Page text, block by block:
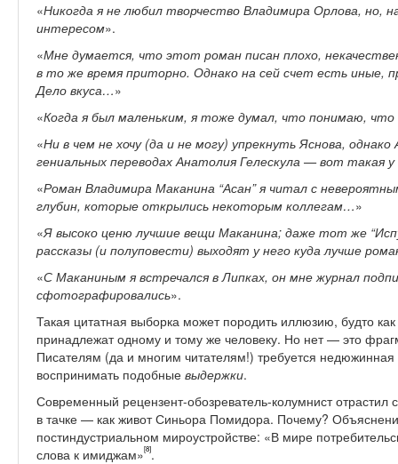
«Никогда я не любил творчество Владимира Орлова, но,
интересом».
«Мне думается, что этот роман писан плохо,
в то же время приторно. Однако на сей счет есть иные,
Дело вкуса…»
«Когда я был маленьким, я тоже думал, что понимаю, что
«Ни в чем не хочу (да и не могу) упрекнуть Яснова,
гениальных переводах Анатолия Гелескула — вот такая у
«Роман Владимира Маканина “Асан” я читал с
глубин, которые открылись некоторым коллегам…»
«Я высоко ценю лучшие вещи Маканина; даже тот же
рассказы (и полуповести) выходят у него куда лучше
«С Маканиным я встречался в Липках, он мне журнал
сфотографировались».
Такая цитатная выборка может породить иллюзию, будто
принадлежат одному и тому же человеку. Но нет — это
Писателям (да и многим читателям!) требуется
воспринимать подобные выдержки.
Современный рецензент-обозреватель-колумнист
в тачке — как живот Синьора Помидора. Почему?
постиндустриальном мироустройстве: «В мире
слова к имиджам»[8].